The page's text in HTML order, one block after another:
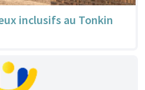
inclusifs au Tonkin